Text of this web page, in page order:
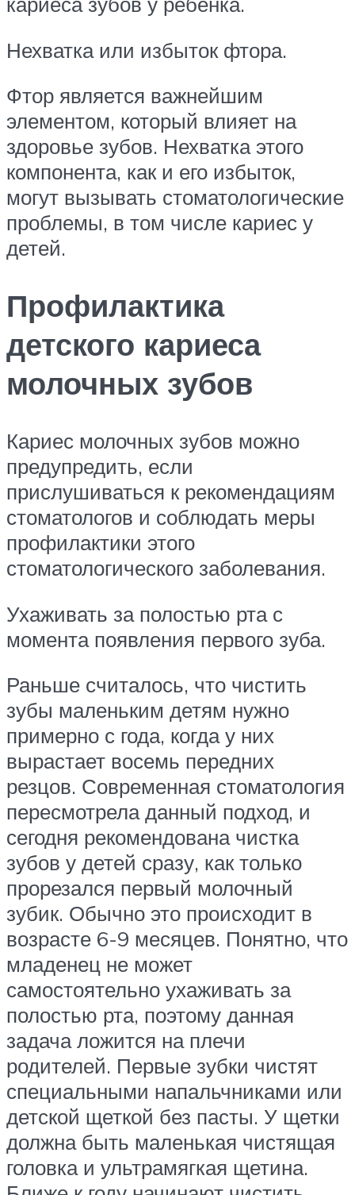
Нехватка или избыток фтора.
Фтор является важнейшим
элементом, который влияет на
здоровье зубов. Нехватка этого
компонента, как и его избыток,
могут вызывать стоматологические
проблемы, в том числе кариес у
детей.
Профилактика
детского кариеса
молочных зубов
Кариес молочных зубов можно
предупредить, если
прислушиваться к рекомендациям
стоматологов и соблюдать меры
профилактики этого
стоматологического заболевания.
Ухаживать за полостью рта с
момента появления первого зуба.
Раньше считалось, что чистить
зубы маленьким детям нужно
примерно с года, когда у них
вырастает восемь передних
резцов. Современная стоматология
пересмотрела данный подход, и
сегодня рекомендована чистка
зубов у детей сразу, как только
прорезался первый молочный
зубик. Обычно это происходит в
возрасте 6-9 месяцев. Понятно, что
младенец не может
самостоятельно ухаживать за
полостью рта, поэтому данная
задача ложится на плечи
родителей. Первые зубки чистят
специальными напальчниками или
детской щеткой без пасты. У щетки
должна быть маленькая чистящая
головка и ультрамягкая щетина.